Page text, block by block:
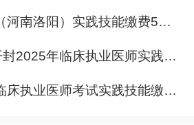
《仿真试卷》优惠？
2025年医师资格（河南洛阳）实践技能缴费5月22日最后一天！
重要提醒：河南开封2025年临床执业医师实践技能缴费5月22日结束！
河南新乡2025年临床执业医师考试实践技能缴费5月22日最后一天！